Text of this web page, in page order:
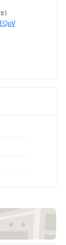
)
มทรัพย์ทุกชนิ